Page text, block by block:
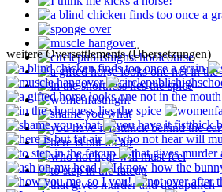
weitere Oversettlements (Übersetzungen)